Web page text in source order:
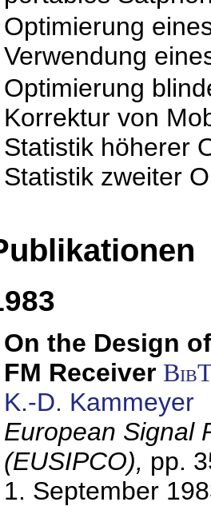
Optimierung
Verwendung
Optimierung
Korrektur von
Statistik höherer
Statistik zweiter
On the Design
FM Receiver
K.-D. Kammeyer
European Signal
(EUSIPCO), pp.
1. September